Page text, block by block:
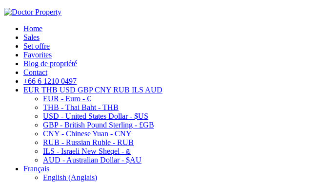
Home
Sales
Set offre
Favorites
Blog de propriété
Contact
+66 6 1210 0497
EUR THB USD GBP CNY RUB ILS AUD
EUR - Euro - €
THB - Thai Baht - THB
USD - United States Dollar - $US
GBP - British Pound Sterling - £GB
CNY - Chinese Yuan - CNY
RUB - Russian Ruble - RUB
ILS - Israeli New Sheqel - ₪
AUD - Australian Dollar - $AU
Français
English (Anglais)